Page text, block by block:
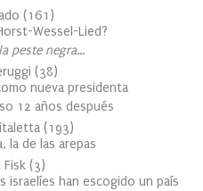
(161 )
Wessel-Lied?
peste negra…
(38)
nueva presidenta
12 años después
(193)
la de las arepas
Fisk (3)
israelíes han escogido un país